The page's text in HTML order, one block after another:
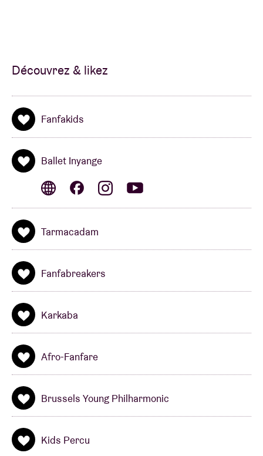
Découvrez & likez
Fanfakids
Ballet Inyange
Tarmacadam
Fanfabreakers
Karkaba
Afro-Fanfare
Brussels Young Philharmonic
Kids Percu